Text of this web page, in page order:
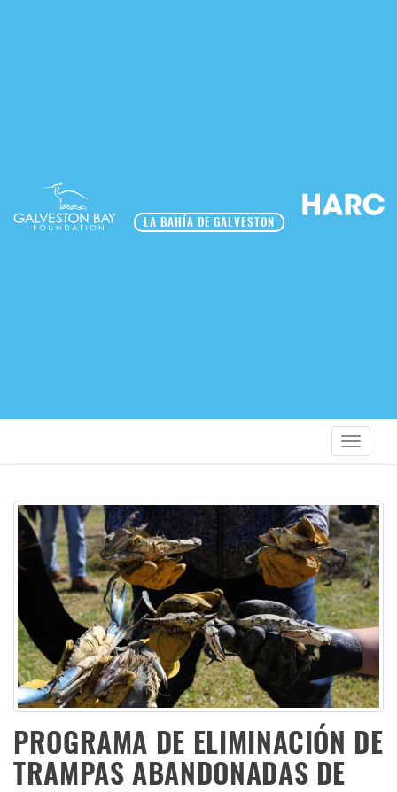
LA BAHÍA DE GALVESTON
PROGRAMA DE ELIMINACIÓN DE
TRAMPAS ABANDONADAS DE